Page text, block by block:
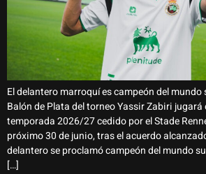
El delantero marroquí es campeón del
Balón de Plata del torneo Yassir Zabiri jugará
temporada 2026/27 cedido por el Stade
próximo 30 de junio, tras el acuerdo
delantero se proclamó campeón del mundo
[…]